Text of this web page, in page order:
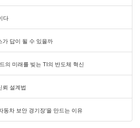
다
가 답이 될 수 있을까
의 미래를 빚는 TI의 반도체 혁신
뢰 설계법
동차 보안 경기장’을 만드는 이유